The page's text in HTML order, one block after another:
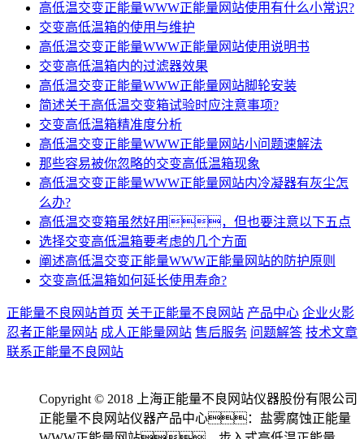
高低温交变正能量WWW正能量网站使用有什么小常识?
交变高低温箱的使用与维护
高低温交变正能量WWW正能量网站使用说明书
交变高低温箱内的过滤器效果
高低温交变正能量WWW正能量网站脚轮安装
简述关于高低温交变箱试验时应注意事项?
交变高低温箱精准度分析
高低温交变正能量WWW正能量网站小问题速解法
那些容易被你忽略的交变高低温箱现象
高低温交变正能量WWW正能量网站内冷凝器有灰尘怎
么办?
高低温交变箱虽然好用，但也要注意以下五点
选择交变高低温箱要考虑的几个方面
阐述高低温交变正能量WWW正能量网站的防护原则
交变高低温箱如何延长使用寿命?
正能量不良网站首页 关于正能量不良网站 产品中心 企业火影
忍者正能量网站 成人正能量网站 售后服务 问题解答 技术文章
联系正能量不良网站
Copyright © 2018 上海正能量不良网站仪器股份有限公司
正能量不良网站仪器产品中心：盐雾腐蚀正能量